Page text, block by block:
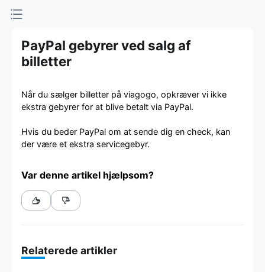
PayPal gebyrer ved salg af
billetter
Når du sælger billetter på viagogo, opkræver vi ikke
ekstra gebyrer for at blive betalt via PayPal.
Hvis du beder PayPal om at sende dig en check, kan
der være et ekstra servicegebyr.
Var denne artikel hjælpsom?
Relaterede artikler